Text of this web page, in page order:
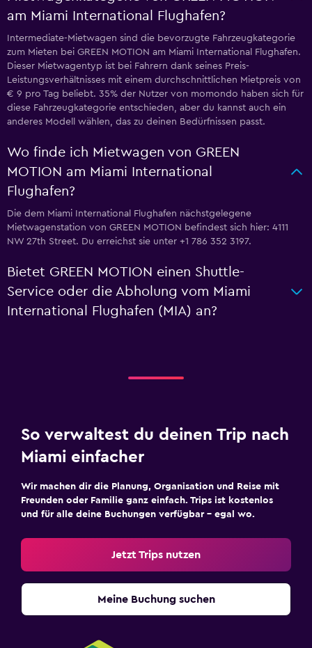
am Miami International Flughafen?
Intermediate-Mietwagen sind die bevorzugte Fahrzeugkategorie
zum Mieten bei GREEN MOTION am Miami International Flughafen.
Dieser Mietwagentyp ist bei Fahrern dank seines Preis-
Leistungsverhältnisses mit einem durchschnittlichen Mietpreis von
€ 9 pro Tag beliebt. 35% der Nutzer von momondo haben sich für
diese Fahrzeugkategorie entschieden, aber du kannst auch ein
anderes Modell wählen, das zu deinen Bedürfnissen passt.
Wo finde ich Mietwagen von GREEN
MOTION am Miami International
Flughafen?
Die dem Miami International Flughafen nächstgelegene
Mietwagenstation von GREEN MOTION befindest sich hier: 4111
NW 27th Street. Du erreichst sie unter +1 786 352 3197.
Bietet GREEN MOTION einen Shuttle-
Service oder die Abholung vom Miami
International Flughafen (MIA) an?
So verwaltest du deinen Trip nach
Miami einfacher
Wir machen dir die Planung, Organisation und Reise mit
Freunden oder Familie ganz einfach. Trips ist kostenlos
und für alle deine Buchungen verfügbar – egal wo.
Jetzt Trips nutzen
Meine Buchung suchen